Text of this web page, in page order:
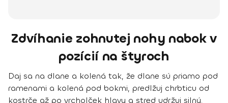
Zdvíhanie zohnutej nohy nabok v
pozícií na štyroch
Daj sa na dlane a kolená tak, že dlane sú priamo pod
ramenami a kolená pod bokmi, predlžuj chrbticu od
kostrče až po vrcholček hlavy a stred udržuj silný.